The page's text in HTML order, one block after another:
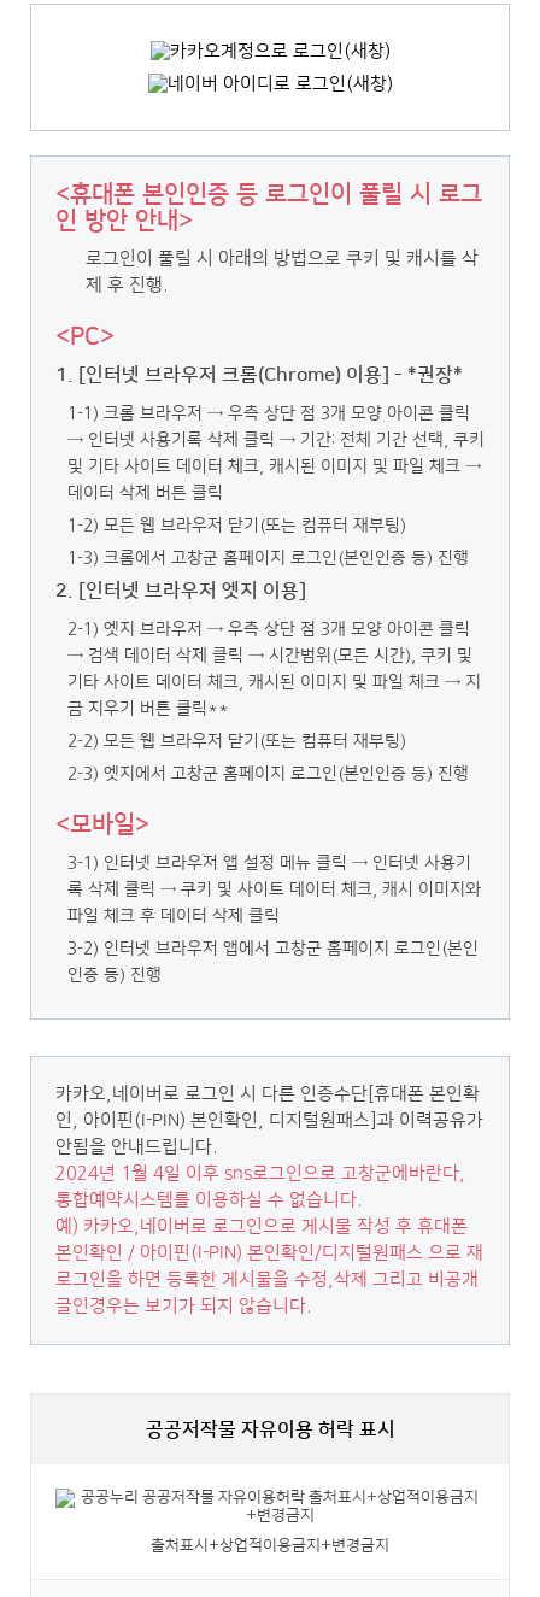
<휴대폰 본인인증 등 로그인이 풀릴 시 로그
인 방안 안내>
로그인이 풀릴 시 아래의 방법으로 쿠키 및 캐시를 삭
제 후 진행.
<PC>
1. [인터넷 브라우저 크롬(Chrome) 이용] - *권장*
1-1) 크롬 브라우저 → 우측 상단 점 3개 모양 아이콘 클릭
→ 인터넷 사용기록 삭제 클릭 → 기간: 전체 기간 선택, 쿠키
및 기타 사이트 데이터 체크, 캐시된 이미지 및 파일 체크 →
데이터 삭제 버튼 클릭
1-2) 모든 웹 브라우저 닫기(또는 컴퓨터 재부팅)
1-3) 크롬에서 고창군 홈페이지 로그인(본인인증 등) 진행
2. [인터넷 브라우저 엣지 이용]
2-1) 엣지 브라우저 → 우측 상단 점 3개 모양 아이콘 클릭
→ 검색 데이터 삭제 클릭 → 시간범위(모든 시간), 쿠키 및
기타 사이트 데이터 체크, 캐시된 이미지 및 파일 체크 → 지
금 지우기 버튼 클릭**
2-2) 모든 웹 브라우저 닫기(또는 컴퓨터 재부팅)
2-3) 엣지에서 고창군 홈페이지 로그인(본인인증 등) 진행
<모바일>
3-1) 인터넷 브라우저 앱 설정 메뉴 클릭 → 인터넷 사용기
록 삭제 클릭 → 쿠키 및 사이트 데이터 체크, 캐시 이미지와
파일 체크 후 데이터 삭제 클릭
3-2) 인터넷 브라우저 앱에서 고창군 홈페이지 로그인(본인
인증 등) 진행
카카오,네이버로 로그인 시 다른 인증수단[휴대폰 본인확
인, 아이핀(I-PIN) 본인확인, 디지털원패스]과 이력공유가
안됨을 안내드립니다.
2024년 1월 4일 이후 sns로그인으로 고창군에바란다,
통합예약시스템를 이용하실 수 없습니다.
예) 카카오,네이버로 로그인으로 게시물 작성 후 휴대폰
본인확인 / 아이핀(I-PIN) 본인확인/디지털원패스 으로 재
로그인을 하면 등록한 게시물을 수정,삭제 그리고 비공개
글인경우는 보기가 되지 않습니다.
공공저작물 자유이용 허락 표시
출처표시+상업적이용금지+변경금지